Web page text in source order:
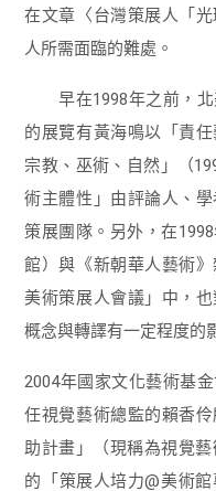
在文章〈台灣策展人「
人所需面臨的難處。
早在1998年之前，北
的展覽有黃海鳴以「責
宗教、巫術、自然」（
術主體性」由評論人、
策展團隊。另外，在
館）與《新朝華人藝術
美術策展人會議」中，
概念與轉譯有一定程度的
2004年國家文化藝術基
任視覺藝術總監的賴香
助計畫」（現稱為視覺
的「策展人培力@美術